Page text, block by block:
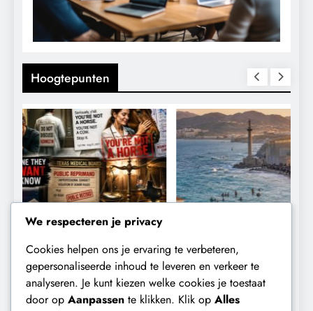
Hoogtepunten
CONTROLE GEOPOLITIEK
De Realiteit aan de Grens van Ceuta:
We respecteren je privacy
Cookies helpen ons je ervaring te verbeteren,
gepersonaliseerde inhoud te leveren en verkeer te
analyseren. Je kunt kiezen welke cookies je toestaat
door op Aanpassen te klikken. Klik op Alles